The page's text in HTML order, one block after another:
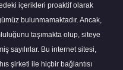
içerikleri proaktif olarak
bulunmamaktadır. Ancak,
taşımakta olup, siteye
sayılırlar. Bu internet sitesi,
şirketi ile hiçbir bağlantısı